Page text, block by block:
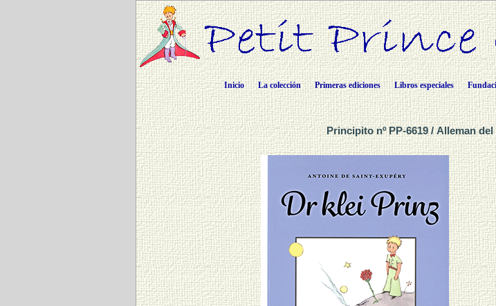
Inicio La colección Primeras ediciones Libros especiales
Principito nº PP-6619 / Alleman